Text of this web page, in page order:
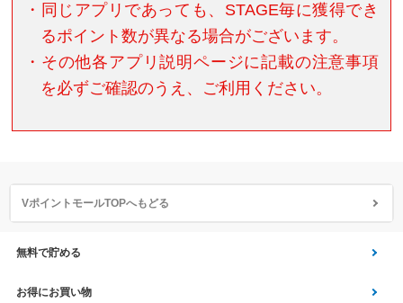
・同じアプリであっても、STAGE毎に獲得でき
るポイント数が異なる場合がございます。
・その他各アプリ説明ページに記載の注意事項
を必ずご確認のうえ、ご利用ください。
VポイントモールTOPへもどる
無料で貯める
ゲーム
お得にお買い物